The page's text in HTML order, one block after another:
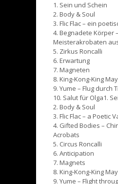
1. Sein und Schein
2. Body & Soul
3. Flic Flac – ein
4. Begnadete Körper –
Meisterakrobaten
5. Zirkus Roncalli
6. Erwartung
7. Magneten
8. King-Kong-King
9. Yume – Flug durch
10. Salut für Olga1.
2. Body & Soul
3. Flic Flac – a Poetic
4. Gifted Bodies –
Acrobats
5. Circus Roncalli
6. Anticipation
7. Magnets
8. King-Kong-King
9. Yume – Flight